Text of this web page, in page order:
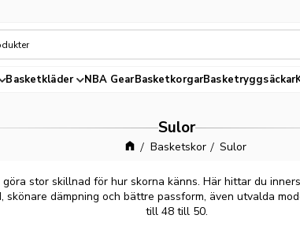
Basketkläder NBA GearBasketkorgarBasketryggsäckar
Sulor
Basketskor Sulor
stor skillnad för hur skorna känns. Här hittar du
skönare dämpning och bättre passform, även utvalda
till 48 till 50.